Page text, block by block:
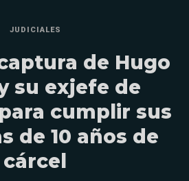
JUDICIALES
de Hugo
su exjefe de
cumplir sus
de 10 años de
cárcel